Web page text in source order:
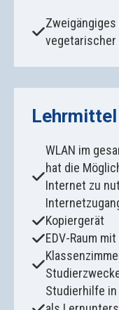
Lehrmittel
WLAN im
hat die
Internet zu
Kopiergerät
EDV-Raum
Studierhilfe